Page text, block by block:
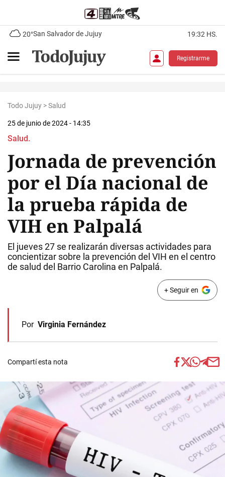
20°San Salvador de Jujuy 19:32 HS.
Registrarme
Todo Jujuy >Salud
25 de junio de 2024 - 14:35
Salud.
Jornada de prevención
por el Día nacional de
la prueba rápida de
VIH en Palpalá
El jueves 27 se realizarán diversas actividades para
concientizar sobre la prevención del VIH en el centro
de salud del Barrio Carolina en Palpalá.
+ Seguir en
Por Virginia Fernández
Compartí esta nota